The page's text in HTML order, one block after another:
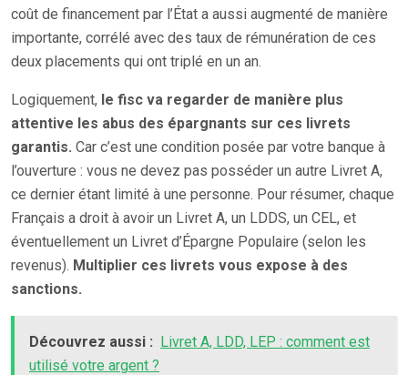
coût de financement par l’État a aussi augmenté de manière
importante, corrélé avec des taux de rémunération de ces
deux placements qui ont triplé en un an.
Logiquement, le fisc va regarder de manière plus
attentive les abus des épargnants sur ces livrets
garantis. Car c’est une condition posée par votre banque à
l’ouverture : vous ne devez pas posséder un autre Livret A,
ce dernier étant limité à une personne. Pour résumer, chaque
Français a droit à avoir un Livret A, un LDDS, un CEL, et
éventuellement un Livret d’Épargne Populaire (selon les
revenus). Multiplier ces livrets vous expose à des
sanctions.
Découvrez aussi : Livret A, LDD, LEP : comment est
utilisé votre argent ?